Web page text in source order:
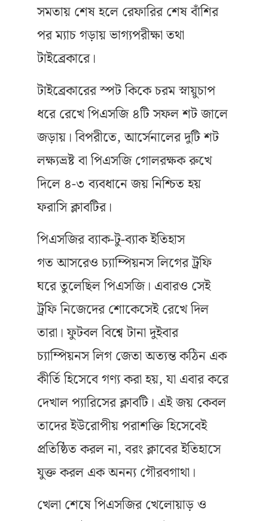
সমতায় শেষ হলে রেফারির শেষ বাঁশির
পর ম্যাচ গড়ায় ভাগ্যপরীক্ষা তথা
টাইব্রেকারে।
টাইব্রেকারের স্পট কিকে চরম স্নায়ুচাপ
ধরে রেখে পিএসজি ৪টি সফল শট জালে
জড়ায়। বিপরীতে, আর্সেনালের দুটি শট
লক্ষ্যভ্রষ্ট বা পিএসজি গোলরক্ষক রুখে
দিলে ৪-৩ ব্যবধানে জয় নিশ্চিত হয়
ফরাসি ক্লাবটির।
পিএসজির ব্যাক-টু-ব্যাক ইতিহাস
গত আসরেও চ্যাম্পিয়নস লিগের ট্রফি
ঘরে তুলেছিল পিএসজি। এবারও সেই
ট্রফি নিজেদের শোকেসেই রেখে দিল
তারা। ফুটবল বিশ্বে টানা দুইবার
চ্যাম্পিয়নস লিগ জেতা অত্যন্ত কঠিন এক
কীর্তি হিসেবে গণ্য করা হয়, যা এবার করে
দেখাল প্যারিসের ক্লাবটি। এই জয় কেবল
তাদের ইউরোপীয় পরাশক্তি হিসেবেই
প্রতিষ্ঠিত করল না, বরং ক্লাবের ইতিহাসে
যুক্ত করল এক অনন্য গৌরবগাথা।
খেলা শেষে পিএসজির খেলোয়াড় ও